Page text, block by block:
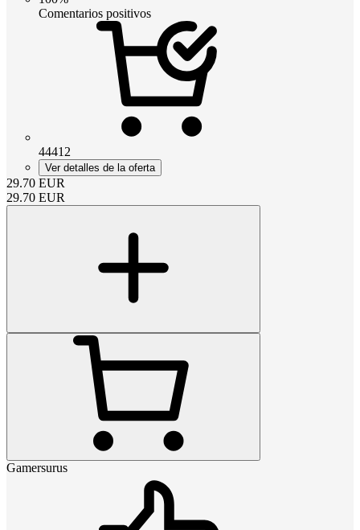
Comentarios positivos
44412
Ver detalles de la oferta
29.70 EUR
29.70 EUR
Gamersurus